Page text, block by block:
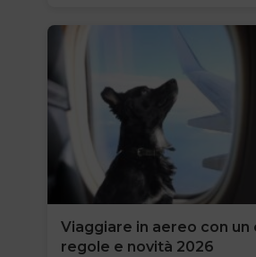
Viaggiare in aereo con un
regole e novità 2026